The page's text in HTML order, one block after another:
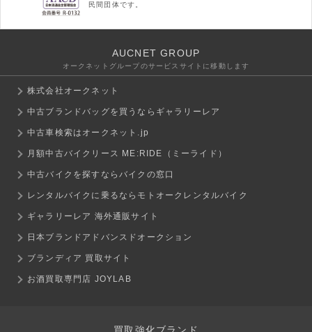
民間団体です。
AUCNET GROUP
オークネットグループのサービスサイトに移動します
株式会社オークネット
中古ブランドバッグを買うならギャラリーレア
中古車検索はオークネット.jp
月額中古バイクリース ME:RIDE（ミーライド）
中古バイクを探すならバイクの窓口
レンタルバイクに乗るならモトオークレンタルバイク
ギャラリーレア 海外通販サイト
日本ブランドアドバンスドオークション
ブランディア 買取サイト
お酒買取専門店 JOYLAB
買取強化ブランド